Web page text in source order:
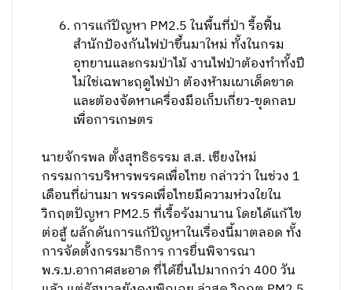
การแก้ปัญหา PM2.5 ในพื้นที่ป่า รื้อฟื้น
สำนักป้องกันไฟป่าขึ้นมาใหม่ ทั้งในกรม
อุทยานและกรมป่าไม้ งานไฟป่าต้องทำทั้งปี
ไม่ใช่เฉพาะฤดูไฟป่า ต้องห้ามเผาเด็ดขาด
และต้องจัดหาเครื่องมือเก็บเกี่ยว-ขุดกลบ
เพื่อการเกษตร
นายจักรพล ตั้งสุทธิธรรม ส.ส. เชียงใหม่
กรรมการบริหารพรรคเพื่อไทย กล่าวว่า ในช่วง 1
เดือนที่ผ่านมา พรรคเพื่อไทยมีความห่วงใยใน
วิกฤตปัญหา PM2.5 ที่เรื้อรังมานาน โดยได้แก้ไข
ต่อสู้ ผลักดันการแก้ปัญหาในเรื่องนี้มาตลอด ทั้ง
การจัดตั้งกรรมาธิการ การยื่นพิจารณา
พ.ร.บ.อากาศสะอาด ที่ได้ยื่นไปมากกว่า 400 วัน